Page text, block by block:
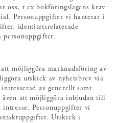
oss, t ex bokföringslagens krav
Personuppgifter vi hanterar i
identitetsrelaterade
personuppgifter.
möjliggöra marknadsföring av
utskick av nyhetsbrev via
av generellt samt
att möjliggöra inbjudan till
Personuppgifter vi
Utskick i